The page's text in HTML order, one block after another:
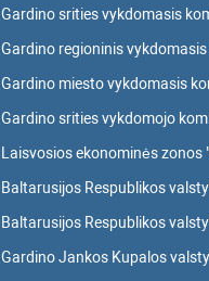
Gardino srities vykdomasis
Gardino regioninis
Gardino miesto vykdomasis
Gardino srities vykdomojo
Laisvosios ekonominės
Baltarusijos Respublikos
Baltarusijos Respublikos
Gardino Jankos Kupalos